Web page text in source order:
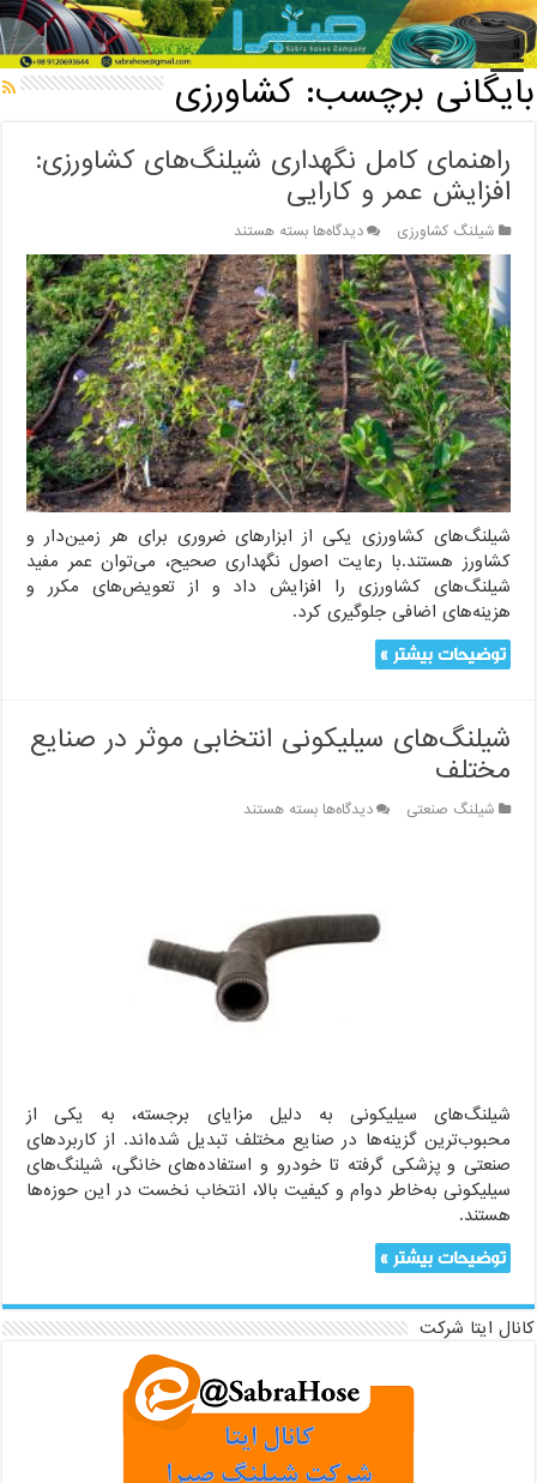
خانه / بایگانی برچسب: کشاورزی
بایگانی برچسب:کشاورزی
راهنمای کامل نگهداری شیلنگ‌های کشاورزی:
افزایش عمر و کارایی
شیلنگ کشاورزی دیدگاه‌هابرای
راهنمای
کامل
نگهداری
شیلنگ‌های
کشاورزی:
افزایش
عمر
و
کارایی
بسته هستند
شیلنگ‌های کشاورزی یکی از ابزارهای ضروری برای هر زمین‌دار و
کشاورز هستند.با رعایت اصول نگهداری صحیح، می‌توان عمر مفید
شیلنگ‌های کشاورزی را افزایش داد و از تعویض‌های مکرر و
هزینه‌های اضافی جلوگیری کرد.
توضیحات بیشتر »
شیلنگ‌های سیلیکونی انتخابی موثر در صنایع
مختلف
شیلنگ صنعتی دیدگاه‌هابرای
در
صنایع
مختلف
بسته هستند
شیلنگ‌های سیلیکونی به دلیل مزایای برجسته، به یکی از
محبوب‌ترین گزینه‌ها در صنایع مختلف تبدیل شده‌اند. از کاربردهای
صنعتی و پزشکی گرفته تا خودرو و استفاده‌های خانگی، شیلنگ‌های
سیلیکونی به‌خاطر دوام و کیفیت بالا، انتخاب نخست در این حوزه‌ها
هستند.
توضیحات بیشتر »
کانال ایتا شرکت